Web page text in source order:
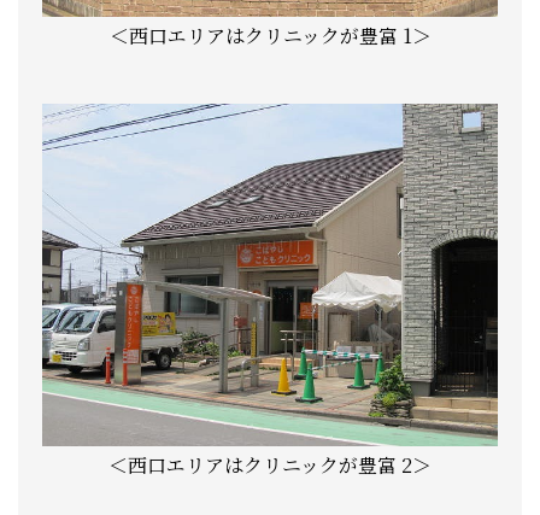
＜西口エリアはクリニックが豊富 1＞
＜西口エリアはクリニックが豊富 2＞